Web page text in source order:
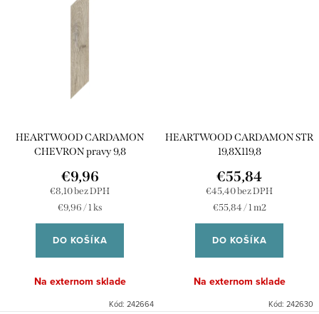
HEARTWOOD CARDAMON
CHEVRON pravy 9,8
€8,10 bez DPH
€9,96
Jednotková
cena:
€9,96 / 1 ks
DO KOŠÍKA
Na externom sklade
Kód: 242664
HEARTWOOD CARDAMON STR
19,8X119,8
€45,40 bez DPH
€55,84
Jednotková
cena:
€55,84 / 1 m2
DO KOŠÍKA
Na externom sklade
Kód: 242630